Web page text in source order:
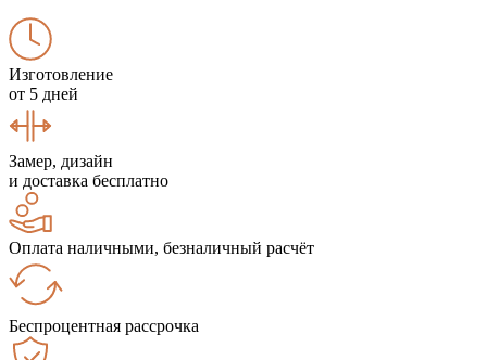
Изготовление
от 5 дней
Замер, дизайн
и доставка бесплатно
Оплата наличными, безналичный расчёт
Беспроцентная рассрочка